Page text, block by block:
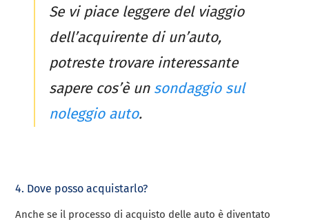
Se vi piace leggere del viaggio
dell’acquirente di un’auto,
potreste trovare interessante
sapere cos’è unsondaggio sul
noleggio auto.
4. Dove posso acquistarlo?
Anche se il processo di acquisto delle auto è diventato